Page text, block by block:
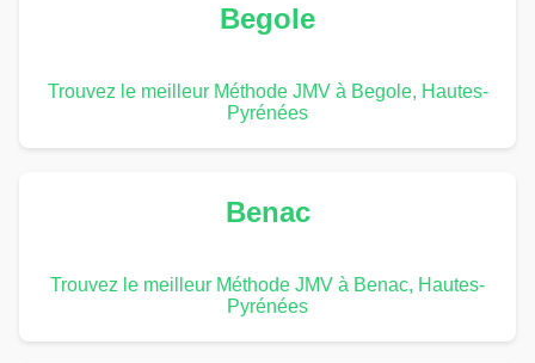
Begole
Trouvez le meilleur Méthode JMV à Begole, Hautes-
Pyrénées
Benac
Trouvez le meilleur Méthode JMV à Benac, Hautes-
Pyrénées